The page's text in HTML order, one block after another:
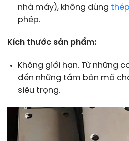
nhà máy), không dùng thép
phép.
Kích thước sản phẩm:
Không giới hạn. Từ những
đến những tấm bản mã
siêu trọng.